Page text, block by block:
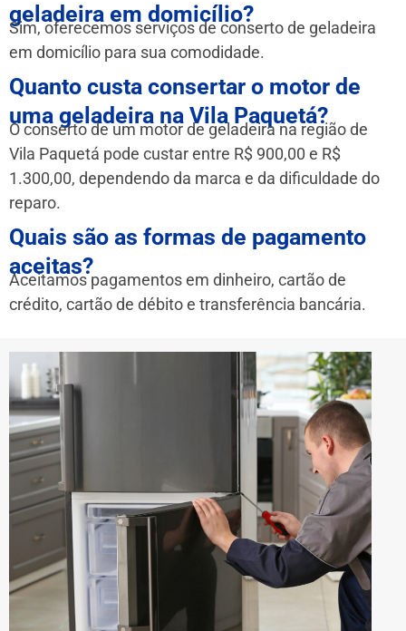
geladeira em domicílio?
Sim, oferecemos serviços de conserto de geladeira
em domicílio para sua comodidade.
Quanto custa consertar o motor de
uma geladeira na Vila Paquetá?
O conserto de um motor de geladeira na região de
Vila Paquetá pode custar entre R$ 900,00 e R$
1.300,00, dependendo da marca e da dificuldade do
reparo.
Quais são as formas de pagamento
aceitas?
Aceitamos pagamentos em dinheiro, cartão de
crédito, cartão de débito e transferência bancária.